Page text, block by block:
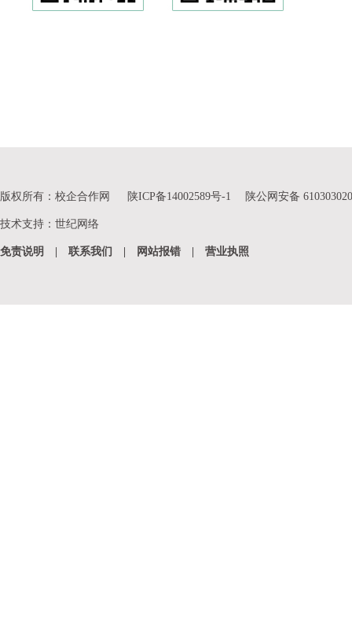
版权所有：校企合作网 陕ICP备14002589号-1 陕公网安备
技术支持 ： 世纪网络
免责说明 联系我们 网站报错 营业执照